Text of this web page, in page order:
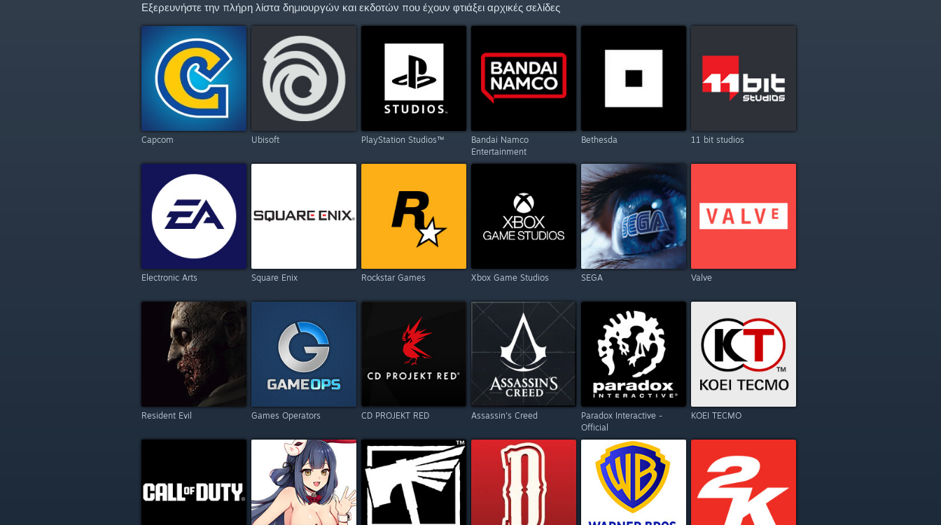
Εξερευνήστε την πλήρη λίστα δημιουργών και εκδοτών που έχουν φτιάξει αρχικές σελίδες
Capcom Ubisoft PlayStation Studios™
Bandai Namco
Entertainment
Bethesda 11 bit studios
Electronic Arts Square Enix Rockstar Games Xbox Game Studios SEGA Valve
Resident Evil Games Operators CD PROJEKT RED Assassin's Creed
Paradox Interactive -
Official
KOEI TECMO